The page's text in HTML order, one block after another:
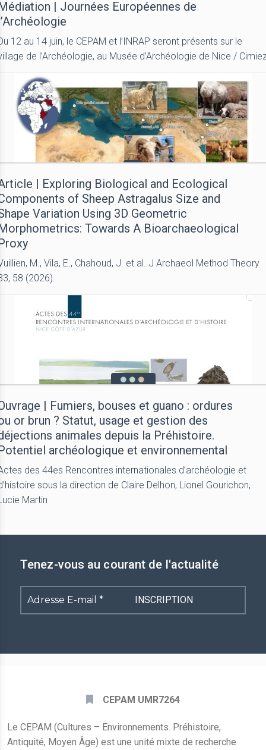
| Journées Européennes de
12 au 14 juin, le CEPAM et l’INRAP seront présents sur le
de l’Archéologie, au Musée d’Archéologie de Nice /
| Exploring Biological and Ecological
of Sheep Astragalus Size and
Variation Using 3D Geometric
Towards A Bioarchaeological
M., Vila, E., Chahoud, J. et al. J Archaeol Method Theory
58 (2026).
| Fumiers, bouses et guano : ordures
or brun ? Statut, usage et gestion des
animales depuis la Préhistoire.
archéologique et environnemental
des 44es Rencontres internationales d’archéologie et
sous la direction de Claire Delhon, Lionel Gourichon,
Martin
Tenez-vous au courant de l'actualité
Adresse
E-
CEPAM UMR7264
Le CEPAM (Cultures – Environnements. Préhistoire,
Antiquité, Moyen Âge) est une unité mixte de recherche